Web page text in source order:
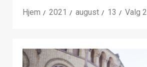
Hjem 2021 august 13 Valg